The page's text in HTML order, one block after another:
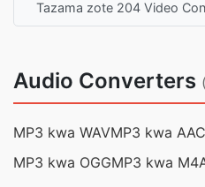
Tazama zote 204 Video
Audio Converters
MP3 kwa WAVMP3 kwa AAC
MP3 kwa OGGMP3 kwa